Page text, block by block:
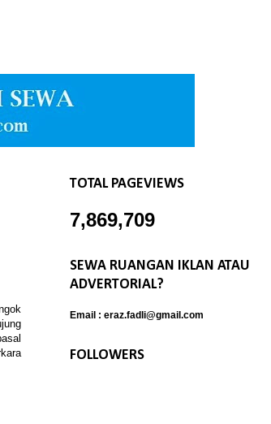
TOTAL PAGEVIEWS
7,869,709
SEWA RUANGAN IKLAN ATAU
ADVERTORIAL?
Email : eraz.fadli@gmail.com
FOLLOWERS